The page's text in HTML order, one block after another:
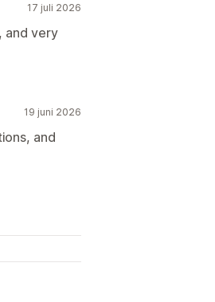
17 juli 2026
and very
19 juni 2026
and